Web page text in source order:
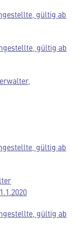
gültig ab
gültig ab
gültig ab
gültig ab